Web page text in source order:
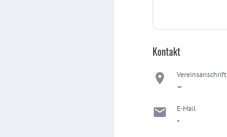
Kontakt
Vereinsanschrift
–
E-Mail
-